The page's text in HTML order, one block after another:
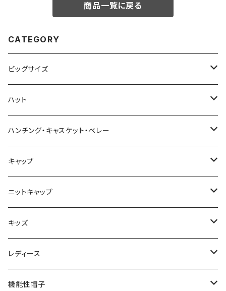
商品一覧に戻る
CATEGORY
ビッグサイズ
春夏
秋冬
ハット
春夏
秋冬
ハンチング・キャスケット・ベレー
春夏
秋冬
キャップ
春夏
秋冬
ニットキャップ
春夏
秋冬
キッズ
春夏
秋冬
レディース
春夏
機能性帽子